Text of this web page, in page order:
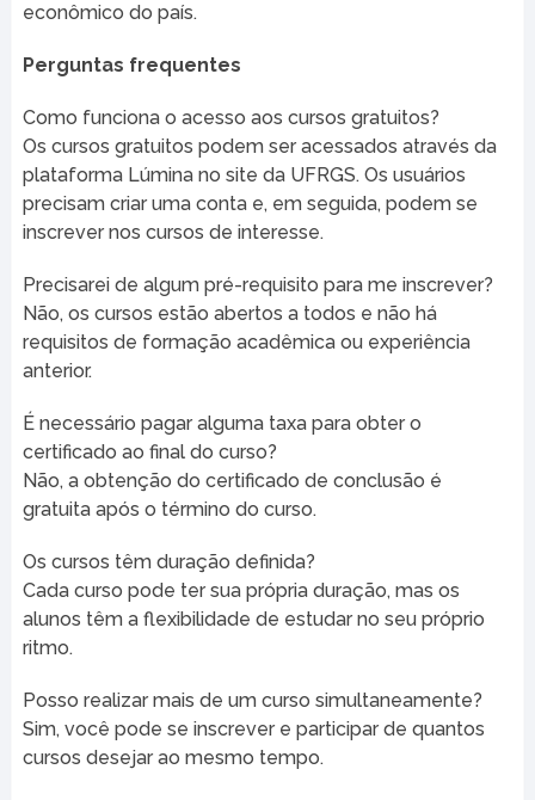
econômico do país.
Perguntas frequentes
Como funciona o acesso aos cursos gratuitos?
Os cursos gratuitos podem ser acessados através da
plataforma Lúmina no site da UFRGS. Os usuários
precisam criar uma conta e, em seguida, podem se
inscrever nos cursos de interesse.
Precisarei de algum pré-requisito para me inscrever?
Não, os cursos estão abertos a todos e não há
requisitos de formação acadêmica ou experiência
anterior.
É necessário pagar alguma taxa para obter o
certificado ao final do curso?
Não, a obtenção do certificado de conclusão é
gratuita após o término do curso.
Os cursos têm duração definida?
Cada curso pode ter sua própria duração, mas os
alunos têm a flexibilidade de estudar no seu próprio
ritmo.
Posso realizar mais de um curso simultaneamente?
Sim, você pode se inscrever e participar de quantos
cursos desejar ao mesmo tempo.